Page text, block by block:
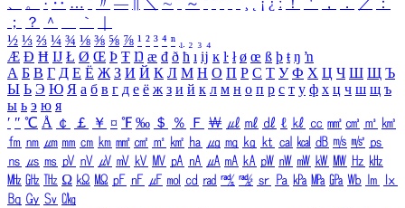
、
。 · ‥ … ¨ 〃 ― ＼ ∼ ´ ～ ˇ ˘ ˝ ˚ ˙ ¸ ¡ ¿ ː ！ ＇ ， ． ／
：
；
？ ＾ ｀
½ ⅓ ⅔ ¼ ¾ ⅛ ⅜ ⅝ ⅞ ¹ ² ³ ⁴ ⁿ ₁ ₂ ₃ ₄
Æ Ð Ħ Ĳ Ł Ø Œ Þ Ŧ Ŋ æ đ ð ħ ı ĳ ĸ ŀ ł ø œ ß þ ŧ ŋ ŉ
А Б В Г Д Е Ё Ж З И Й К Л М Н О П Р С Т У Ф Х Ц Ч Ш Щ Ъ
Ы Ь Э Ю Я а б в г д е ё ж з и й к л м н о п р с т у ф х ц ч ш щ ъ
ы ь э ю я
′ ″ ℃ Å ￠ ￡ ￥ ¤ ℉ ‰ ＄ ％ Ｆ ￦ ㎕ ㎖ ㎗ ℓ ㎘ ㏄ ㎣ ㎤ ㎥ ㎦
㎙ ㎚ ㎛ ㎜ ㎝ ㎞ ㎟ ㎠ ㎡ ㎢ ㏊ ㎍ ㎎ ㎏ ㏏ ㎈ ㎉ ㏈ ㎧ ㎨ ㎰
㎱ ㎲ ㎳ ㎴ ㎵ ㎶ ㎷ ㎸ ㎹ ㎀ ㎁ ㎂ ㎃ ㎄ ㎺ ㎻ ㎽ ㎾ ㎿ ㎐ ㎑
㎒ ㎓ ㎔ Ω ㏀ ㏁ ㎊ ㎋ ㎌ ㏖ ㏅ ㎭ ㎮ ㎯ ㏛ ㎩ ㎪ ㎫ ㎬ ㏝ ㏐
㏓
㏃ ㏉ ㏜ ㏆